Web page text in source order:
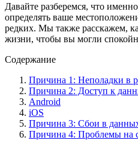
Давайте разберемся, что
определять ваше
редких. Мы также расскажем,
жизни, чтобы вы могли
Содержание
Причина 1: Неполадки в
Причина 2: Доступ к
Android
iOS
Причина 3: Сбои в
Причина 4: Проблемы на